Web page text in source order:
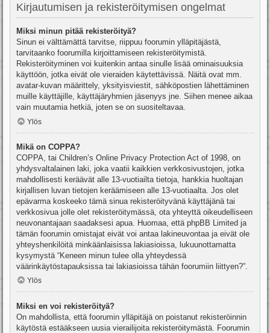
Kirjautumisen ja rekisteröitymisen ongelmat
Miksi minun pitää rekisteröityä?
Sinun ei välttämättä tarvitse, riippuu foorumin ylläpitäjästä,
tarvitaanko foorumilla kirjoittamiseen rekisteröitymistä.
Rekisteröityminen voi kuitenkin antaa sinulle lisää ominaisuuksia
käyttöön, jotka eivät ole vieraiden käytettävissä. Näitä ovat mm.
avatar-kuvan määrittely, yksityisviestit, sähköpostien lähettäminen
muille käyttäjille, käyttäjäryhmien jäsenyys jne. Siihen menee aikaa
vain muutamia hetkiä, joten se on suositeltavaa.
Ylös
Mikä on COPPA?
COPPA, tai Children’s Online Privacy Protection Act of 1998, on
yhdysvaltalainen laki, joka vaatii kaikkien verkkosivustojen, jotka
mahdollisesti keräävät alle 13-vuotiailta tietoja, hankkia huoltajan
kirjallisen luvan tietojen keräämiseen alle 13-vuotiaalta. Jos olet
epävarma koskeeko tämä sinua rekisteröityvänä käyttäjänä tai
verkkosivua jolle olet rekisteröitymässä, ota yhteyttä oikeudelliseen
neuvonantajaan saadaksesi apua. Huomaa, että phpBB Limited ja
tämän foorumin omistajat eivät voi antaa lakineuvontaa ja eivät ole
yhteyshenkilöitä minkäänlaisissa lakiasioissa, lukuunottamatta
kysymystä “Keneen minun tulee olla yhteydessä
väärinkäytöstapauksissa tai lakiasioissa tähän foorumiin liittyen?”.
Ylös
Miksi en voi rekisteröityä?
On mahdollista, että foorumin ylläpitäjä on poistanut rekisteröinnin
käytöstä estääkseen uusia vierailijoita rekisteröitymästä. Foorumin